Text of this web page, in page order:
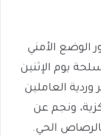
الوضع الأمني
يوم الإثنين
العاملين
ونجم عن
الحي.